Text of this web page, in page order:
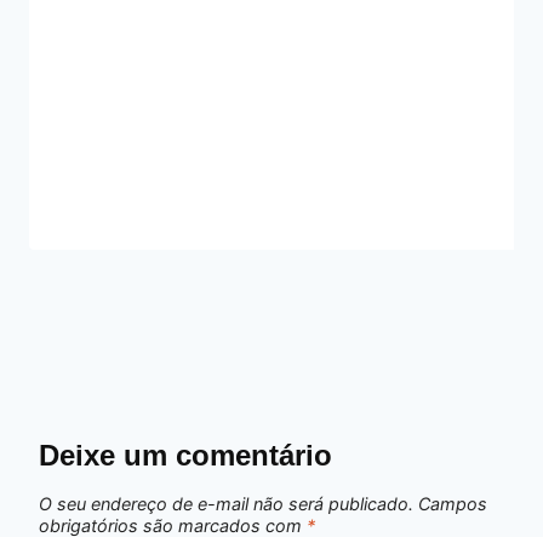
Deixe um comentário
O seu endereço de e-mail não será publicado. Campos
obrigatórios são marcados com *